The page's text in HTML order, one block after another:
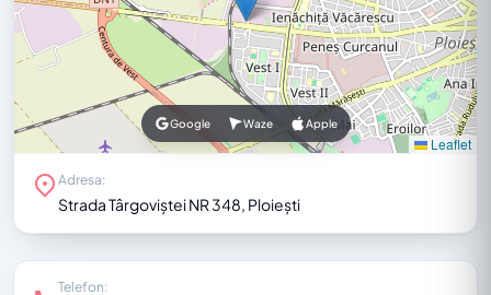
Leaflet
Google Waze Apple
Adresa:
Strada Târgoviștei NR 348, Ploiești
Telefon: